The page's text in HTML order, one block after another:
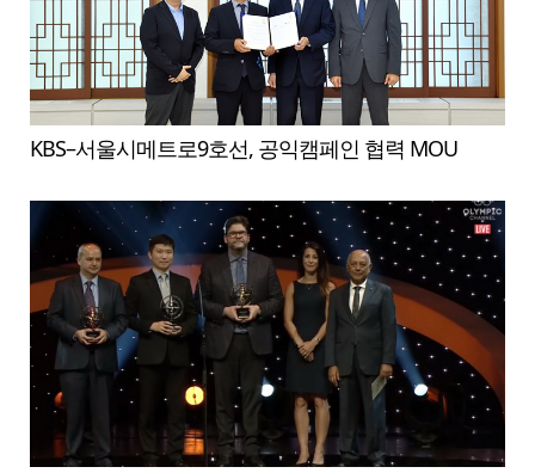
KBS–서울시메트로9호선, 공익캠페인 협력 MOU